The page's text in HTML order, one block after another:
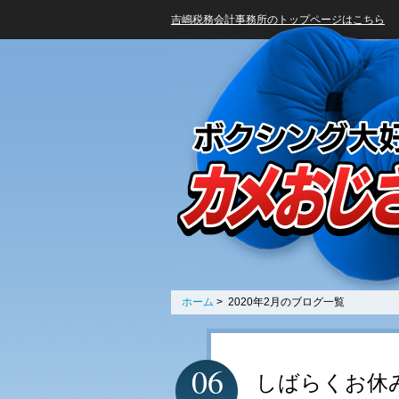
吉嶋税務会計事務所のトップページはこちら
ホーム > 2020年2月のブログ一覧
しばらくお休
06